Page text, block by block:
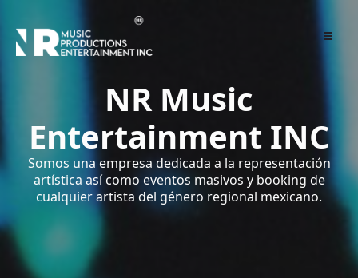
NR Music
Entertainment INC
Somos una empresa dedicada a la representación
artística así como eventos masivos y booking de
cualquier artista del género regional mexicano.